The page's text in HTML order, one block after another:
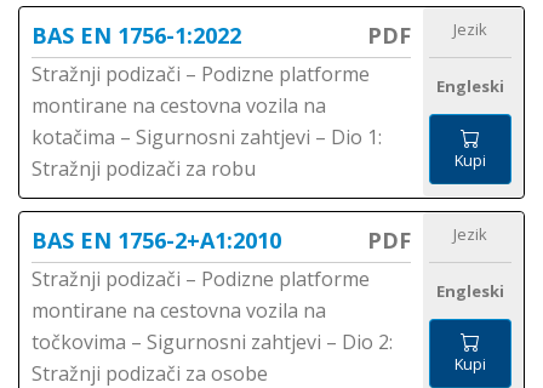
BAS EN 1756-1:2022 PDF
Stražnji podizači – Podizne platforme
montirane na cestovna vozila na
kotačima – Sigurnosni zahtjevi – Dio 1:
Stražnji podizači za robu
Jezik
Engleski
Kupi
BAS EN 1756-2+A1:2010 PDF
Stražnji podizači – Podizne platforme
montirane na cestovna vozila na
točkovima – Sigurnosni zahtjevi – Dio 2:
Stražnji podizači za osobe
Jezik
Engleski
Kupi